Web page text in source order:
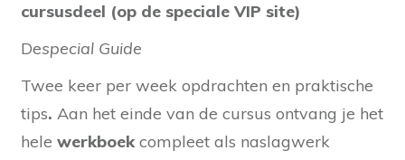
cursusdeel (op de speciale VIP site)
Despecial Guide
Twee keer per week opdrachten en praktische
tips. Aan het einde van de cursus ontvang je het
hele werkboekcompleet als naslagwerk